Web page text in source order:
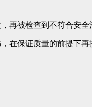
被检查到不符合安
在保证质量的前提下再